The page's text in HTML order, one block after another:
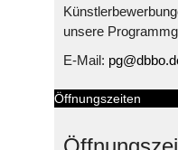
unsere
E-Mail:
Öffnungszeiten